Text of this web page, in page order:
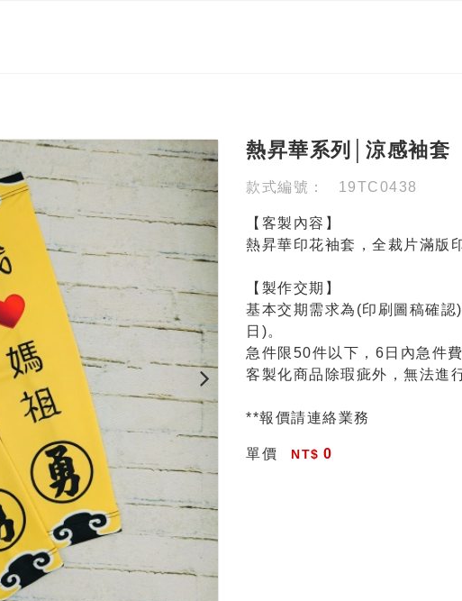
熱昇華系列│涼感袖套
款式編號： 19TC0438
【客製內容】
熱昇華印花袖套，全裁片滿版
【製作交期】
基本交期需求為(印刷圖稿確
日)。
急件限50件以下，6日內急件
客製化商品除瑕疵外，無法進
**報價請連絡業務
單價 0